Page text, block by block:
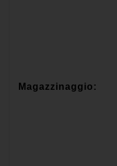
Magazzinaggio: